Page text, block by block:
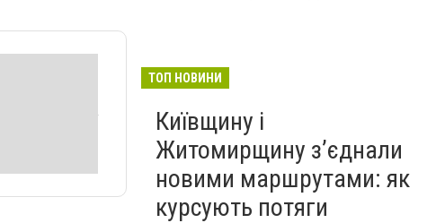
ТОП НОВИНИ
Київщину і
Житомирщину з’єднали
новими маршрутами: як
курсують потяги